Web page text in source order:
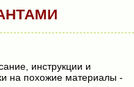
инструкции и
на похожие материалы -